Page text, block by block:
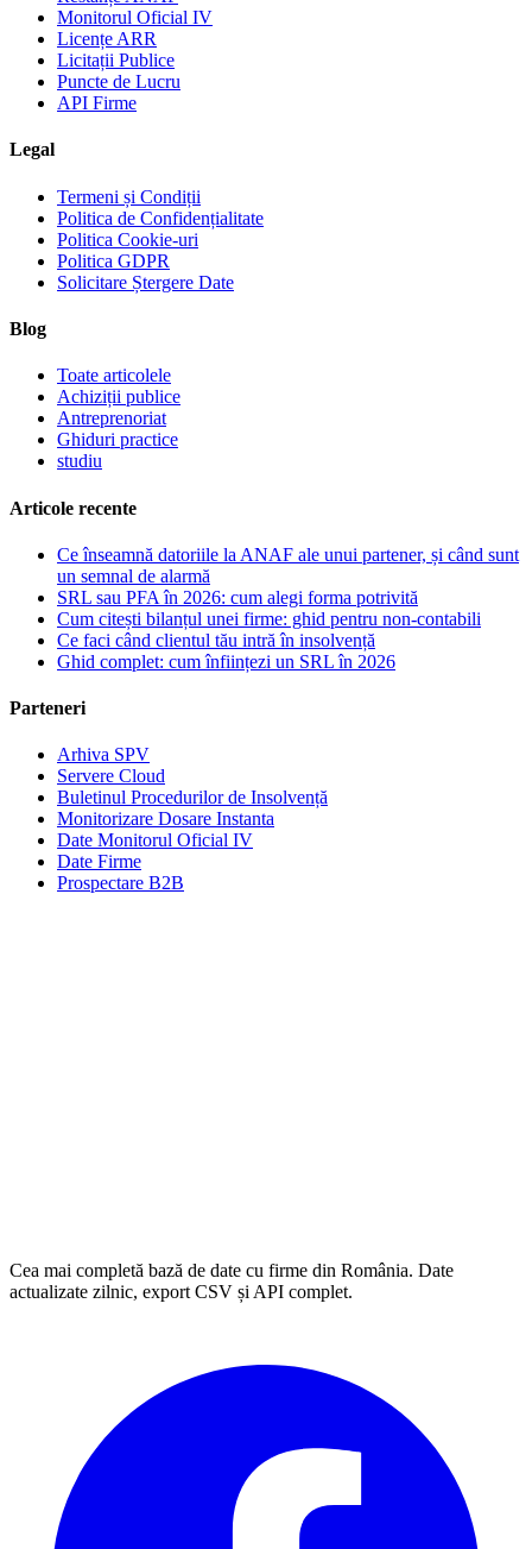
Monitorul Oficial IV
Licențe ARR
Licitații Publice
Puncte de Lucru
API Firme
Legal
Termeni și Condiții
Politica de Confidențialitate
Politica Cookie-uri
Politica GDPR
Solicitare Ștergere Date
Blog
Toate articolele
Achiziții publice
Antreprenoriat
Ghiduri practice
studiu
Articole recente
Ce înseamnă datoriile la ANAF ale unui partener, și când sunt
un semnal de alarmă
SRL sau PFA în 2026: cum alegi forma potrivită
Cum citești bilanțul unei firme: ghid pentru non-contabili
Ce faci când clientul tău intră în insolvență
Ghid complet: cum înființezi un SRL în 2026
Parteneri
Arhiva SPV
Servere Cloud
Buletinul Procedurilor de Insolvență
Monitorizare Dosare Instanta
Date Monitorul Oficial IV
Date Firme
Prospectare B2B
Cea mai completă bază de date cu firme din România. Date
actualizate zilnic, export CSV și API complet.